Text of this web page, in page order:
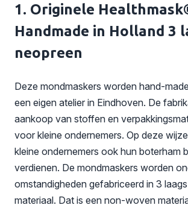
1. Originele
Handmade in Holland 3
neopreen
Deze mondmaskers worden hand-
een eigen atelier in Eindhoven. De
aankoop van stoffen en
voor kleine ondernemers. Op deze
kleine ondernemers ook hun boterham
verdienen. De mondmaskers worden
omstandigheden gefabriceerd in 3
materiaal. Dat is een non-woven